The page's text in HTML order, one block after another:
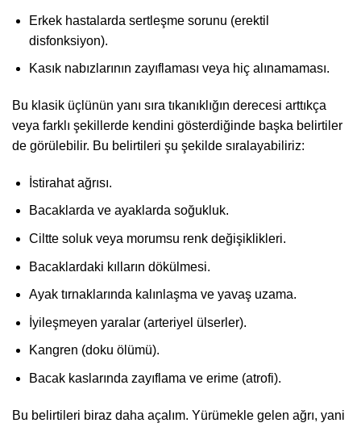
Erkek hastalarda sertleşme sorunu (erektil
disfonksiyon).
Kasık nabızlarının zayıflaması veya hiç alınamaması.
Bu klasik üçlünün yanı sıra tıkanıklığın derecesi arttıkça
veya farklı şekillerde kendini gösterdiğinde başka belirtiler
de görülebilir. Bu belirtileri şu şekilde sıralayabiliriz:
İstirahat ağrısı.
Bacaklarda ve ayaklarda soğukluk.
Ciltte soluk veya morumsu renk değişiklikleri.
Bacaklardaki kılların dökülmesi.
Ayak tırnaklarında kalınlaşma ve yavaş uzama.
İyileşmeyen yaralar (arteriyel ülserler).
Kangren (doku ölümü).
Bacak kaslarında zayıflama ve erime (atrofi).
Bu belirtileri biraz daha açalım. Yürümekle gelen ağrı, yani